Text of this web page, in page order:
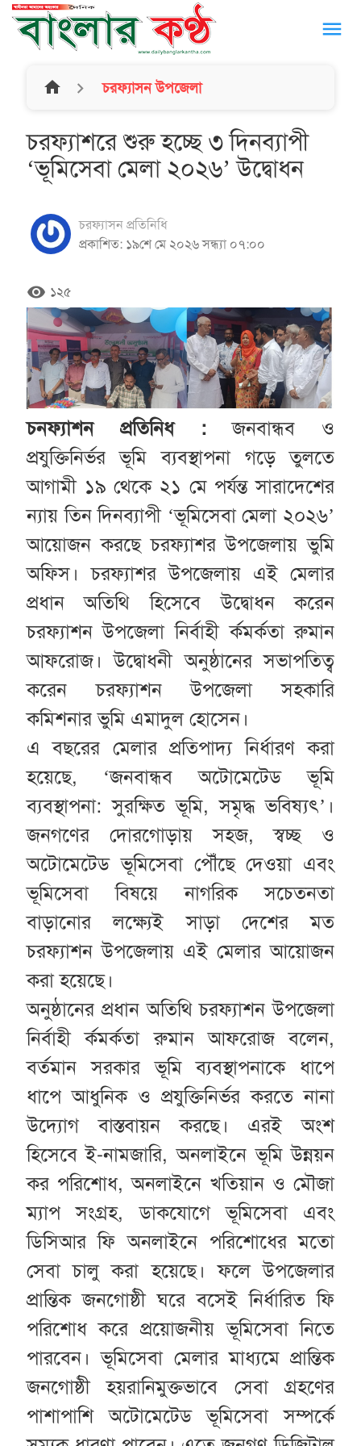
menu
home চরফ্যাসন উপজেলা
চরফ্যাশরে শুরু হচ্ছে ৩ দিনব্যাপী
‘ভূমিসেবা মেলা ২০২৬’ উদ্বোধন
চরফ্যাসন প্রতিনিধি
প্রকাশিত: ১৯শে মে ২০২৬ সন্ধ্যা ০৭:০০
remove_red_eye ১২৫
চনফ্যাশন প্রতিনিধ :জনবান্ধব ও
প্রযুক্তিনির্ভর ভূমি ব্যবস্থাপনা গড়ে তুলতে
আগামী ১৯ থেকে ২১ মে পর্যন্ত সারাদেশের
ন্যায় তিন দিনব্যাপী ‘ভূমিসেবা মেলা ২০২৬’
আয়োজন করছে চরফ্যাশর উপজেলায় ভুমি
অফিস। চরফ্যাশর উপজেলায় এই মেলার
প্রধান অতিথি হিসেবে উদ্বোধন করেন
চরফ্যাশন উপজেলা নির্বাহী র্কমর্কতা রুমান
আফরোজ। উদ্বোধনী অনুষ্ঠানের সভাপতিত্ব
করেন চরফ্যাশন উপজেলা সহকারি
কমিশনার ভুমি এমাদুল হোসেন।
এ বছরের মেলার প্রতিপাদ্য নির্ধারণ করা
হয়েছে, ‘জনবান্ধব অটোমেটেড ভূমি
ব্যবস্থাপনা: সুরক্ষিত ভূমি, সমৃদ্ধ ভবিষ্যৎ’।
জনগণের দোরগোড়ায় সহজ, স্বচ্ছ ও
অটোমেটেড ভূমিসেবা পৌঁছে দেওয়া এবং
ভূমিসেবা বিষয়ে নাগরিক সচেতনতা
বাড়ানোর লক্ষ্যেই সাড়া দেশের মত
চরফ্যাশন উপজেলায় এই মেলার আয়োজন
করা হয়েছে।
অনুষ্ঠানের প্রধান অতিথি চরফ্যাশন উপজেলা
নির্বাহী র্কমর্কতা রুমান আফরোজ বলেন,
বর্তমান সরকার ভূমি ব্যবস্থাপনাকে ধাপে
ধাপে আধুনিক ও প্রযুক্তিনির্ভর করতে নানা
উদ্যোগ বাস্তবায়ন করছে। এরই অংশ
হিসেবে ই-নামজারি, অনলাইনে ভূমি উন্নয়ন
কর পরিশোধ, অনলাইনে খতিয়ান ও মৌজা
ম্যাপ সংগ্রহ, ডাকযোগে ভূমিসেবা এবং
ডিসিআর ফি অনলাইনে পরিশোধের মতো
সেবা চালু করা হয়েছে। ফলে উপজেলার
প্রান্তিক জনগোষ্ঠী ঘরে বসেই নির্ধারিত ফি
পরিশোধ করে প্রয়োজনীয় ভূমিসেবা নিতে
পারবেন। ভূমিসেবা মেলার মাধ্যমে প্রান্তিক
জনগোষ্ঠী হয়রানিমুক্তভাবে সেবা গ্রহণের
পাশাপাশি অটোমেটেড ভূমিসেবা সম্পর্কে